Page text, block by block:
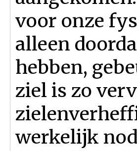
voor onze
alleen
hebben,
ziel is zo
werkelijk